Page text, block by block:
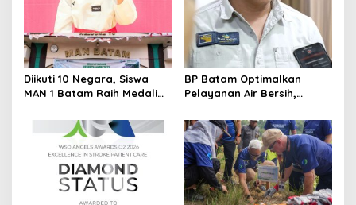
o
s
Diikuti 10 Negara, Siswa
MAN 1 Batam Raih Medali
Taekwondo Internasional
Singapura
BP Batam Optimalkan
Pelayanan Air Bersih,
Gunakan Air Secara Bijak